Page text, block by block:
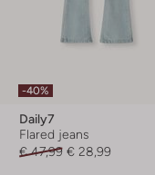
-40%
Daily7
Flared jeans
€ 47,99 € 28,99